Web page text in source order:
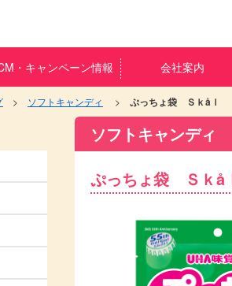
・キャンペーン情報 会社案内
ソフトキャンディ ぷっちょ袋 Ｓｋåｌ
ソフトキャンディ
ぷっちょ袋 Ｓｋå